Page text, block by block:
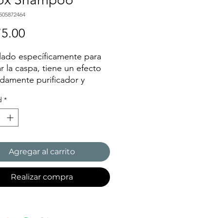
específicamente para
la caspa, tiene un efecto
purificador y
del cuero
enriquecida con
respeta el
hidrolípido de la piel y
limpio y suave.
*
Agregar al carrito
Realizar compra